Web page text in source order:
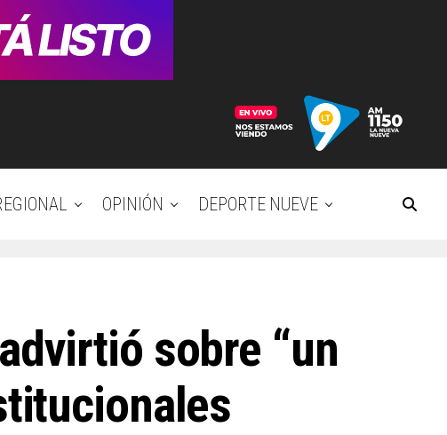
OPINIÓN DEPORTE NUEVE
sobre “un